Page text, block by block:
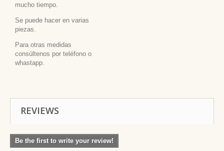
mucho tiempo.
Se puede hacer en varias
piezas.
Para otras medidas
consúltenos por teléfono o
whastapp.
REVIEWS
Be the first to write your review!